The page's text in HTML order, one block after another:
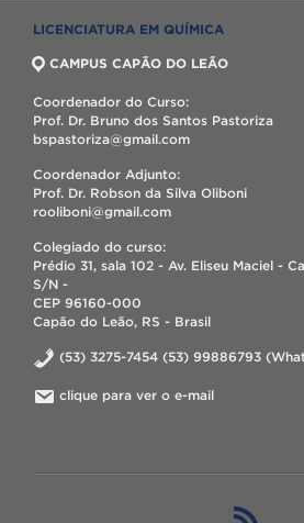
LICENCIATURA EM QUÍMICA
CAMPUS CAPÃO DO LEÃO
Coordenador do Curso:
Prof. Dr. Bruno dos Santos Pastoriza
bspastoriza@gmail.com
Coordenador Adjunto:
Prof. Dr. Robson da Silva Oliboni
rooliboni@gmail.com
Colegiado do curso:
Prédio 31, sala 102 - Av. Eliseu Maciel -
S/N -
CEP 96160-000
Capão do Leão, RS - Brasil
(53) 3275-7454 (53) 99886793
clique para ver o e-mail